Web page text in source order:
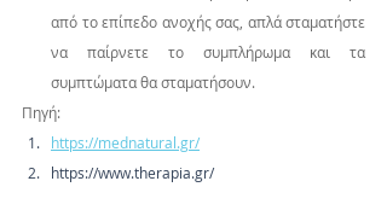
από το επίπεδο ανοχής σας, απλά σταματήστε
να παίρνετε το συμπλήρωμα και τα
συμπτώματα θα σταματήσουν.
Πηγή:
https://mednatural.gr/
https://www.therapia.gr/